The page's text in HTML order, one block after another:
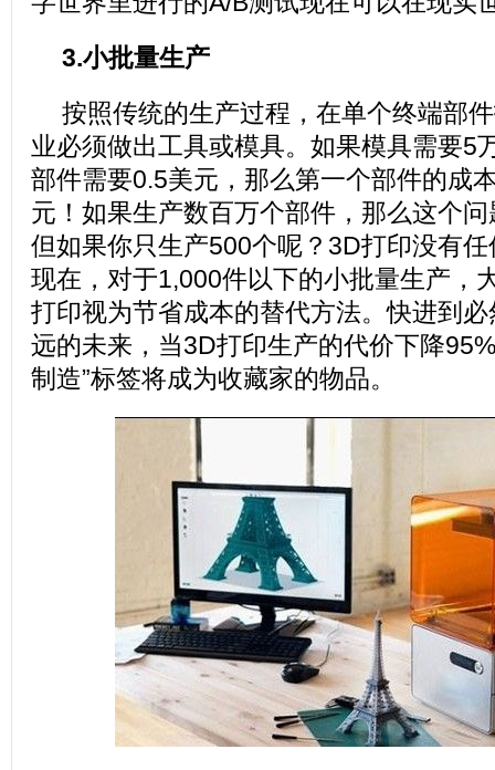
3.小批量生产
按照传统的生产过程，在单个终端部
业必须做出工具或模具。如果模具需要5
部件需要0.5美元，那么第一个部件的成
元！如果生产数百万个部件，那么这个
但如果你只生产500个呢？3D打印没有
现在，对于1,000件以下的小批量生产，
打印视为节省成本的替代方法。快进到
远的未来，当3D打印生产的代价下降
制造”标签将成为收藏家的物品。